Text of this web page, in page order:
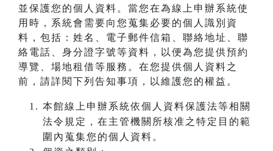
並保護您的個人資料。當您在為線上申辦系統使
用時，系統會需要向您蒐集必要的個人識別資
料，包括：姓名、電子郵件信箱、聯絡地址、聯
絡電話、身分證字號等資料，以便為您提供預約
導覽、場地租借等服務。在您提供個人資料之
前，請詳閱下列告知事項，以維護您的權益。
本館線上申辦系統依個人資料保護法等相關
法令規定，在主管機關所核准之特定目的範
圍內蒐集您的個人資料。